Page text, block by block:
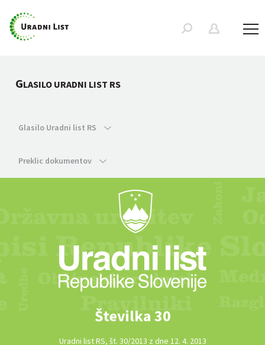
GLASILO URADNI LIST RS
Glasilo Uradni list RS
Preklic dokumentov
Številka 30
Uradni list RS, št. 30/2013 z dne 12. 4. 2013